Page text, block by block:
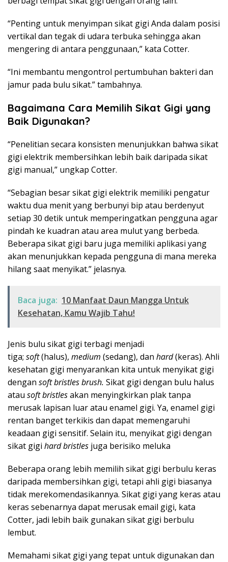
“Penting untuk menyimpan sikat gigi Anda dalam posisi
vertikal dan tegak di udara terbuka sehingga akan
mengering di antara penggunaan,” kata Cotter.
“Ini membantu mengontrol pertumbuhan bakteri dan
jamur pada bulu sikat.” tambahnya.
Bagaimana Cara Memilih Sikat Gigi yang
Baik Digunakan?
“Penelitian secara konsisten menunjukkan bahwa sikat
gigi elektrik membersihkan lebih baik daripada sikat
gigi manual,” ungkap Cotter.
“Sebagian besar sikat gigi elektrik memiliki pengatur
waktu dua menit yang berbunyi bip atau berdenyut
setiap 30 detik untuk memperingatkan pengguna agar
pindah ke kuadran atau area mulut yang berbeda.
Beberapa sikat gigi baru juga memiliki aplikasi yang
akan menunjukkan kepada pengguna di mana mereka
hilang saat menyikat.” jelasnya.
Baca juga: 10 Manfaat Daun Mangga Untuk
Kesehatan, Kamu Wajib Tahu!
Jenis bulu sikat gigi terbagi menjadi
tiga; soft(halus), medium (sedang), dan hard(keras). Ahli
kesehatan gigi menyarankan kita untuk menyikat gigi
dengan soft bristles brush. Sikat gigi dengan bulu halus
atau soft bristlesakan menyingkirkan plak tanpa
merusak lapisan luar atau enamel gigi. Ya, enamel gigi
rentan banget terkikis dan dapat memengaruhi
keadaan gigi sensitif. Selain itu, menyikat gigi dengan
sikat gigi hard bristles juga berisiko meluka
Beberapa orang lebih memilih sikat gigi berbulu keras
daripada membersihkan gigi, tetapi ahli gigi biasanya
tidak merekomendasikannya. Sikat gigi yang keras atau
keras sebenarnya dapat merusak email gigi, kata
Cotter, jadi lebih baik gunakan sikat gigi berbulu
lembut.
Memahami sikat gigi yang tepat untuk digunakan dan